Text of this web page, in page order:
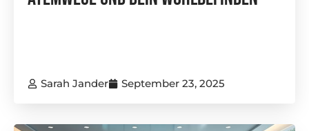
Sarah Jander September 23, 2025